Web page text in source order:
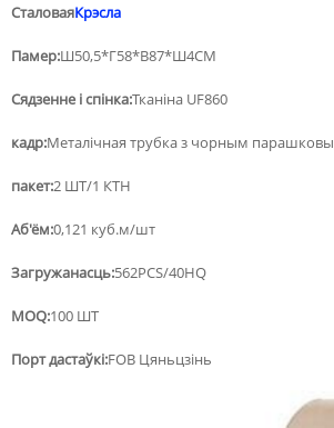
СталоваяКрэсла
Памер:Ш50,5*Г58*В87*Ш4СМ
Сядзенне і спінка:Тканіна UF860
кадр:Металічная трубка з чорным
пакет:2 ШТ/1 КТН
Аб'ём:0,121 куб.м/шт
Загружанасць:562PCS/40HQ
MOQ:100 ШТ
Порт дастаўкі:FOB Цяньцзінь